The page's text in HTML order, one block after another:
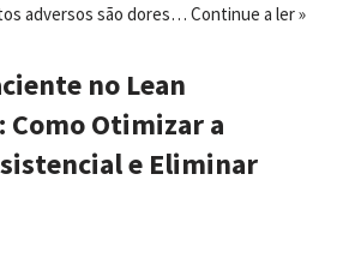
adversos são dores… Continue a ler »
no Lean
Como Otimizar a
e Eliminar